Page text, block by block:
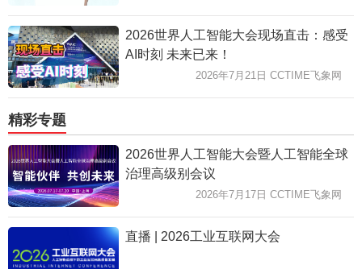
2026世界人工智能大会现场直击：感受
AI时刻 未来已来！
2026年7月21日 CCTIME飞象网
精彩专题
2026世界人工智能大会暨人工智能全球
治理高级别会议
2026年7月17日 CCTIME飞象网
直播 | 2026工业互联网大会